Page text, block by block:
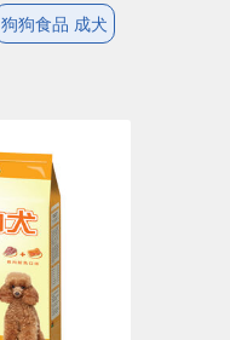
狗狗食品 成犬